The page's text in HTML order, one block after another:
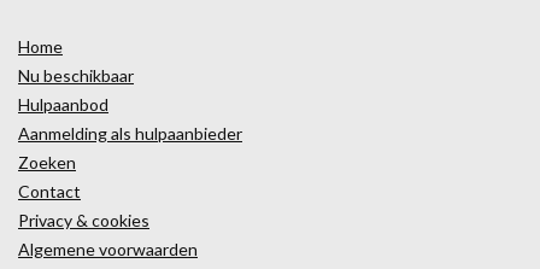
Home
Nu beschikbaar
Hulpaanbod
Aanmelding als hulpaanbieder
Zoeken
Contact
Privacy & cookies
Algemene voorwaarden